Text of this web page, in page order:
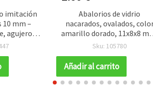
imitación
10 mm –
agujero 1
– Ideales
Abalorios de vidrio
nacarados, ovalados,
amarillo dorado, 11x8x8
agujero 1 mm, tira ~80 cm
manualidades decorativas
Sku: 105780
Añadir al carrito